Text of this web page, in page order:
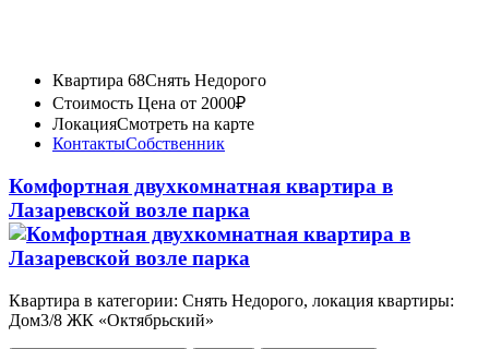
Квартира 68Снять Недорого
Стоимость Цена от 2000₽
ЛокацияСмотреть на карте
КонтактыСобственник
Комфортная двухкомнатная квартира в
Лазаревской возле парка
Квартира в категории: Снять Недорого, локация квартиры:
Дом3/8 ЖК «Октябрьский»